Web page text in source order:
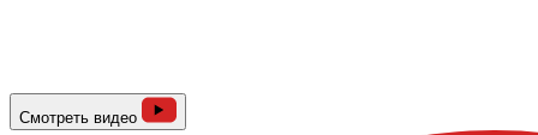
Смотреть видео